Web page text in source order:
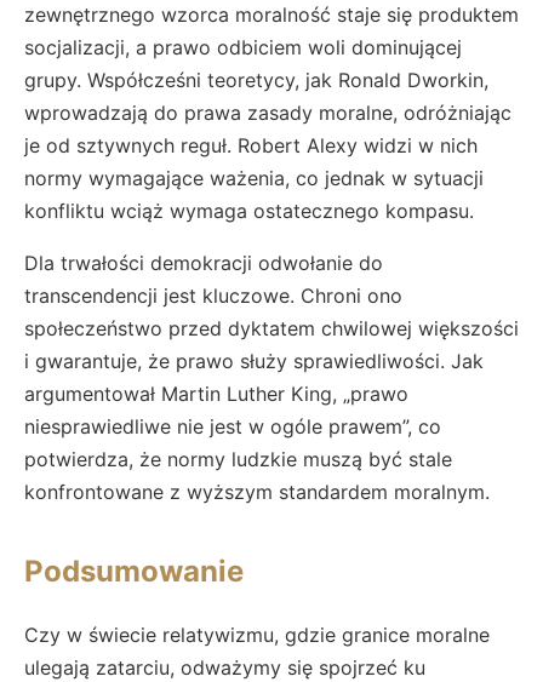
zewnętrznego wzorca moralność staje się produktem
socjalizacji, a prawo odbiciem woli dominującej
grupy. Współcześni teoretycy, jak Ronald Dworkin,
wprowadzają do prawa zasady moralne, odróżniając
je od sztywnych reguł. Robert Alexy widzi w nich
normy wymagające ważenia, co jednak w sytuacji
konfliktu wciąż wymaga ostatecznego kompasu.
Dla trwałości demokracji odwołanie do
transcendencji jest kluczowe. Chroni ono
społeczeństwo przed dyktatem chwilowej większości
i gwarantuje, że prawo służy sprawiedliwości. Jak
argumentował Martin Luther King, „prawo
niesprawiedliwe nie jest w ogóle prawem”, co
potwierdza, że normy ludzkie muszą być stale
konfrontowane z wyższym standardem moralnym.
Podsumowanie
Czy w świecie relatywizmu, gdzie granice moralne
ulegają zatarciu, odważymy się spojrzeć ku